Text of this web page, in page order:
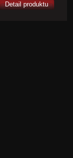
Detail produktu